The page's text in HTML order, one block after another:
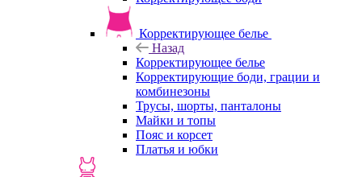
Корректирующее белье
Назад
Корректирующее белье
Корректирующие боди, грации и
комбинезоны
Трусы, шорты, панталоны
Майки и топы
Пояс и корсет
Платья и юбки